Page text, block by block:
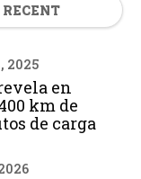
RECENT
2025
en
km de
de carga